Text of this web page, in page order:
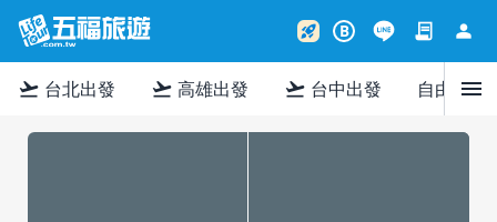
rocket_launch B contract person
flight_takeoff 台北出發 flight_takeoff 高雄出發 flight_takeoff 台中出發 自由行menu